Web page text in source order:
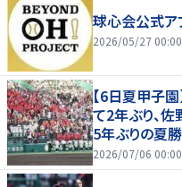
球心会公式ア
2026/05/27 00:00
【6日夏甲子
て2年ぶり、
5年ぶりの夏
2026/07/06 00:00